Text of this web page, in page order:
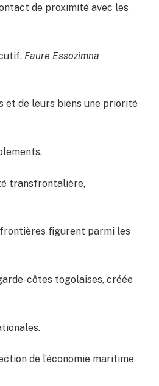
de proximité avec les
Faure Essozimna
et de leurs biens une priorité
transfrontalière,
figurent parmi les
côtes togolaises, créée
de l’économie maritime